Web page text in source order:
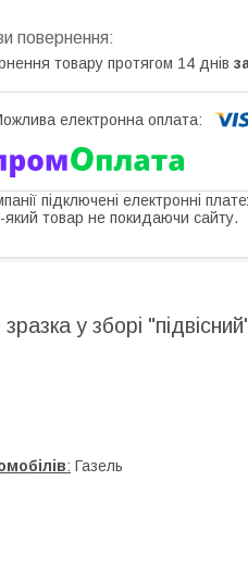
товару протягом 14 днів
підключені електронні
який товар не покидаючи сайту.
у зборі
: Газель